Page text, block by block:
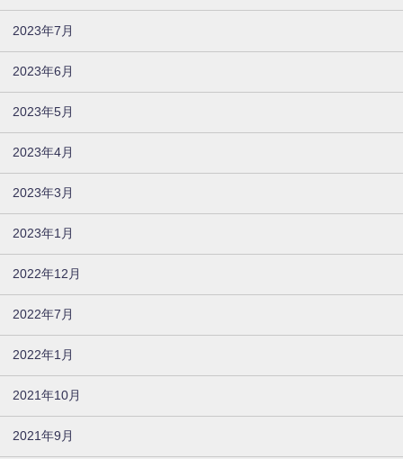
2023年7月
2023年6月
2023年5月
2023年4月
2023年3月
2023年1月
2022年12月
2022年7月
2022年1月
2021年10月
2021年9月